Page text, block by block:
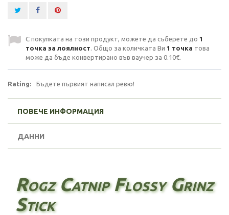
С покупката на този продукт, можете да съберете до 1
точка за лоялност. Общо за количката Ви 1 точка това
може да бъде конвертирано във ваучер за 0.10€.
Rating: Бъдете първият написал ревю!
ПОВЕЧЕ ИНФОРМАЦИЯ
ДАННИ
Rogz Catnip Flossy Grinz
Stick